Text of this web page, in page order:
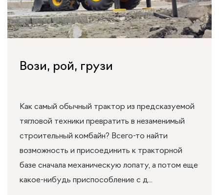
Вози, рой, грузи
Как самый обычный трактор из предсказуемой
тягловой техники превратить в незаменимый
строительный комбайн? Всего-то найти
возможность и присоединить к тракторной
базе сначала механическую лопату, а потом еще
какое-нибудь приспособление с д...